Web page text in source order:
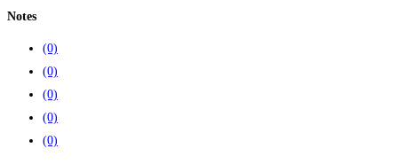
Notes
(0)
(0)
(0)
(0)
(0)